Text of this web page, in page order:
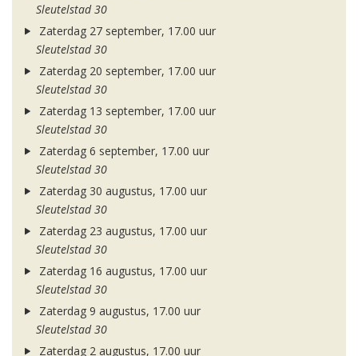
Sleutelstad 30
Zaterdag 27 september, 17.00 uur
Sleutelstad 30
Zaterdag 20 september, 17.00 uur
Sleutelstad 30
Zaterdag 13 september, 17.00 uur
Sleutelstad 30
Zaterdag 6 september, 17.00 uur
Sleutelstad 30
Zaterdag 30 augustus, 17.00 uur
Sleutelstad 30
Zaterdag 23 augustus, 17.00 uur
Sleutelstad 30
Zaterdag 16 augustus, 17.00 uur
Sleutelstad 30
Zaterdag 9 augustus, 17.00 uur
Sleutelstad 30
Zaterdag 2 augustus, 17.00 uur